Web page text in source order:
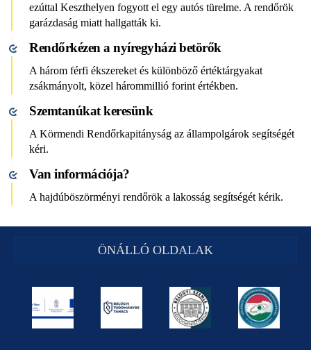
ezúttal Keszthelyen fogyott el egy autós türelme. A rendőrök
garázdaság miatt hallgatták ki.
Rendőrkézen a nyíregyházi betörők
A három férfi ékszereket és különböző értéktárgyakat
zsákmányolt, közel hárommillió forint értékben.
Szemtanúkat keresünk
A Körmendi Rendőrkapitányság az állampolgárok segítségét
kéri.
Van információja?
A hajdúböszörményi rendőrök a lakosság segítségét kérik.
ÖNÁLLÓ OLDALAK